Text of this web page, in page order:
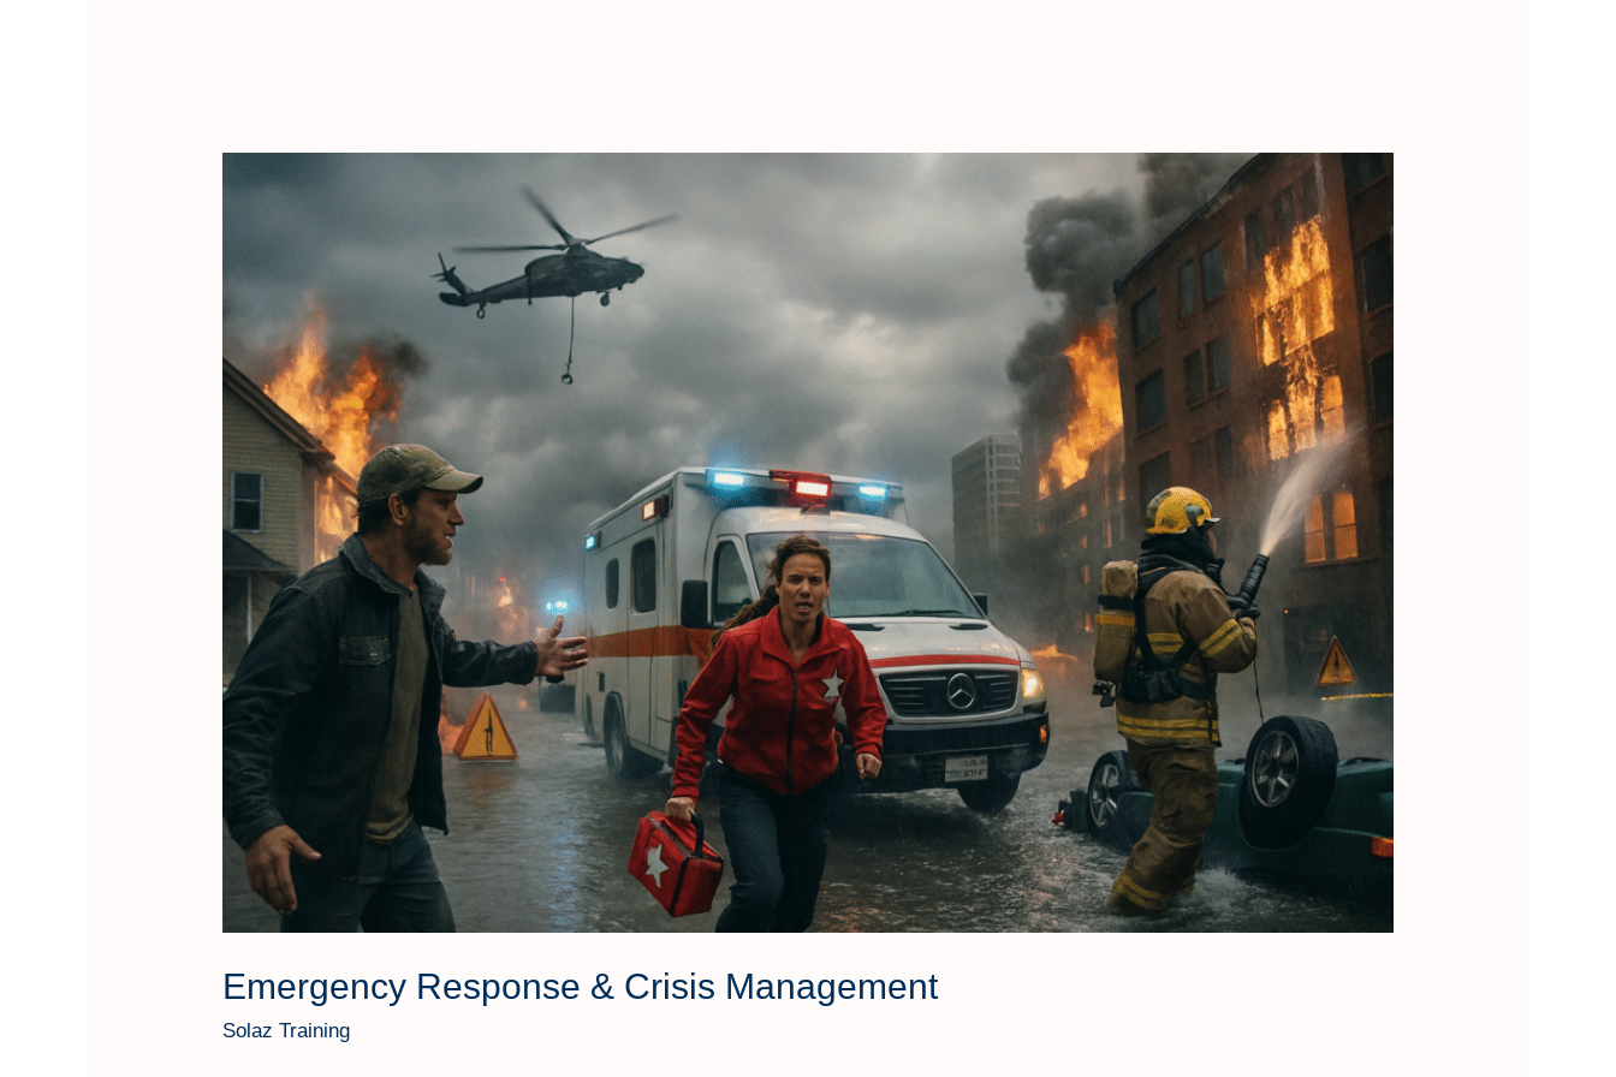
Emergency Response & Crisis Management
Solaz Training
Emergency
Response
&
Crisis
Management